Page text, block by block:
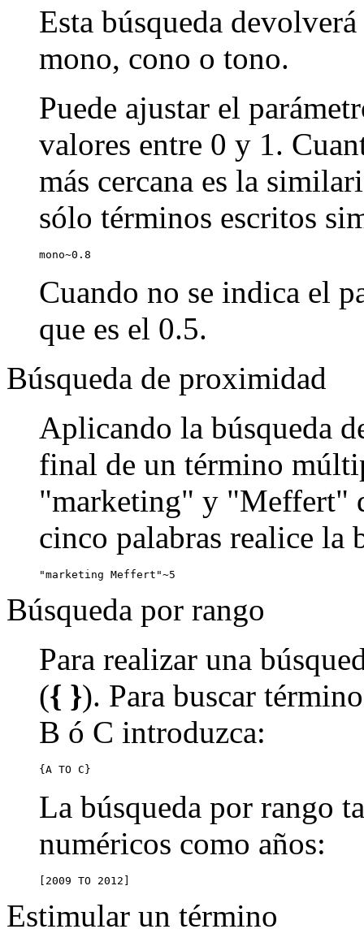
Esta búsqueda
mono, cono o tono.
Puede ajustar el
valores entre 0 y 1.
más cercana es la
sólo términos escritos
mono~0.8
Cuando no se indica el
que es el 0.5.
Búsqueda de proximidad
Aplicando la búsqueda
final de un término
"marketing" y "Meffert"
cinco palabras realice la
"marketing Meffert"~5
Búsqueda por rango
Para realizar una
({ }). Para buscar
B ó C introduzca:
{A TO C}
La búsqueda por rango
numéricos como años:
[2009 TO 2012]
Estimular un término